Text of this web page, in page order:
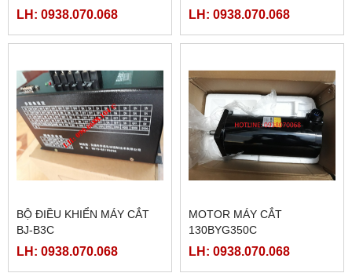
LH: 0938.070.068 LH: 0938.070.068
BỘ ĐIỀU KHIỂN MÁY CẮT
BJ-B3C
LH: 0938.070.068
MOTOR MÁY CẮT
130BYG350C
LH: 0938.070.068